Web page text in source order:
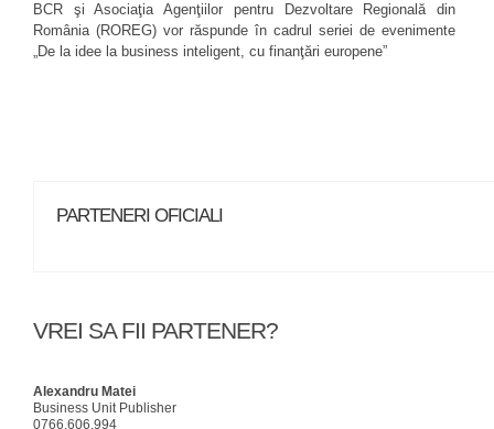
BCR şi Asociaţia Agenţiilor pentru Dezvoltare Regională din
România (ROREG) vor răspunde în cadrul seriei de evenimente
„De la idee la business inteligent, cu finanţări europene”
PARTENERI OFICIALI
VREI SA FII PARTENER?
Alexandru Matei
Business Unit Publisher
0766.606.994